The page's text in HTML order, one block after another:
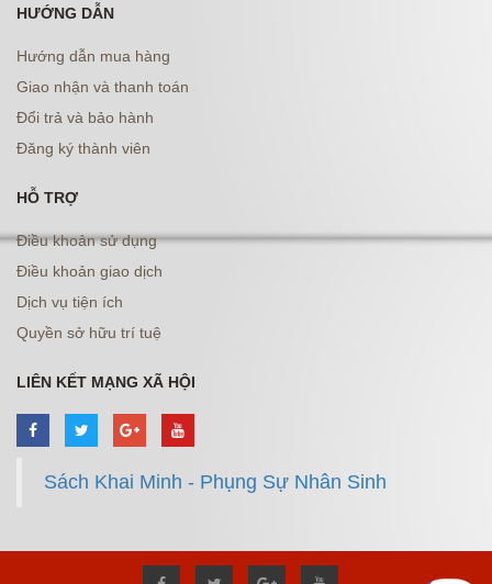
HƯỚNG DẪN
Hướng dẫn mua hàng
Giao nhận và thanh toán
Đổi trả và bảo hành
Đăng ký thành viên
HỖ TRỢ
Điều khoản sử dụng
Điều khoản giao dịch
Dịch vụ tiện ích
Quyền sở hữu trí tuệ
LIÊN KẾT MẠNG XÃ HỘI
Sách Khai Minh - Phụng Sự Nhân Sinh